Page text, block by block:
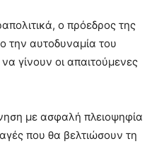
ο πρόεδρος της
την αυτοδυναμία του
γίνουν οι απαιτούμενες
με ασφαλή πλειοψηφία
που θα βελτιώσουν τη